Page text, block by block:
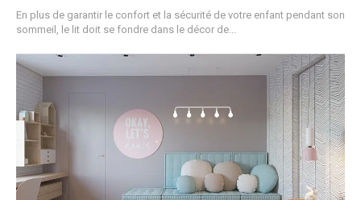
En plus de garantir le confort et la sécurité de votre enfant pendant son
sommeil, le lit doit se fondre dans le décor de...